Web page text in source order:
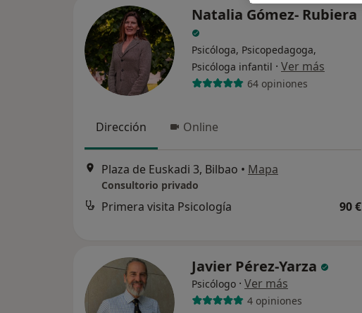
Natalia Gómez- Rubiera
Psicóloga, Psicopedagoga,
Psicóloga infantil · Ver más
64 opiniones
Dirección Online
Plaza de Euskadi 3, Bilbao • Mapa
Consultorio privado
Primera visita Psicología 90 €
Javier Pérez-Yarza
Psicólogo · Ver más
4 opiniones